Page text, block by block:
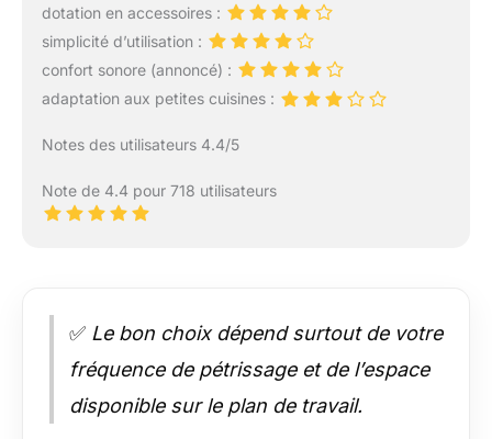
dotation en accessoires :
simplicité d’utilisation :
confort sonore (annoncé) :
adaptation aux petites cuisines :
Notes des utilisateurs 4.4/5
Note de 4.4 pour 718 utilisateurs
✅ Le bon choix dépend surtout de votre
fréquence de pétrissage et de l’espace
disponible sur le plan de travail.